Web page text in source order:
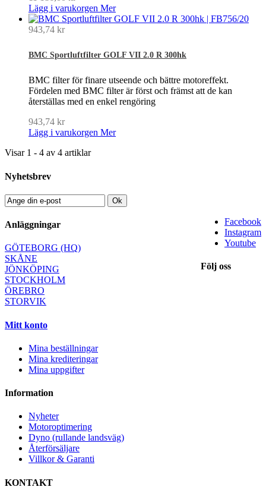
Lägg i varukorgen Mer
943,74 kr
BMC Sportluftfilter GOLF VII 2.0 R 300hk
BMC filter för finare utseende och bättre motoreffekt.
Fördelen med BMC filter är först och främst att de kan
återställas med en enkel rengöring
943,74 kr
Lägg i varukorgen Mer
Visar 1 - 4 av 4 artiklar
Nyhetsbrev
Ok
Facebook
Instagram
Youtube
Följ oss
Anläggningar
GÖTEBORG (HQ)
SKÅNE
JÖNKÖPING
STOCKHOLM
ÖREBRO
STORVIK
Mitt konto
Mina beställningar
Mina krediteringar
Mina uppgifter
Information
Nyheter
Motoroptimering
Dyno (rullande landsväg)
Återförsäljare
Villkor & Garanti
KONTAKT